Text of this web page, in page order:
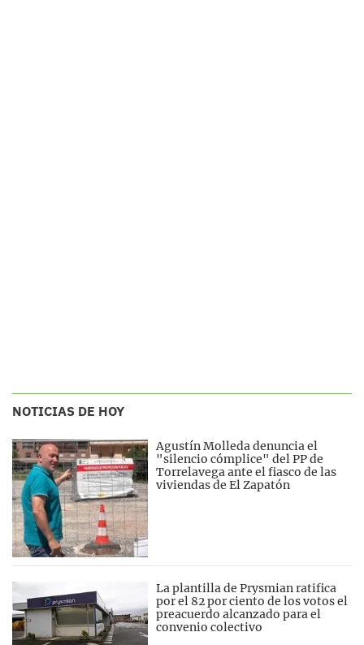
NOTICIAS DE HOY
Agustín Molleda denuncia el
"silencio cómplice" del PP de
Torrelavega ante el fiasco de las
viviendas de El Zapatón
La plantilla de Prysmian ratifica
por el 82 por ciento de los votos el
preacuerdo alcanzado para el
convenio colectivo